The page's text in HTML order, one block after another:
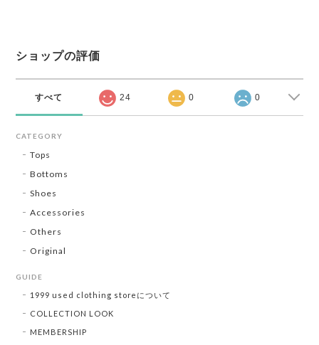
ショップの評価
すべて 24 0 0
CATEGORY
Tops
Bottoms
Shoes
Accessories
Others
Original
GUIDE
1999 used clothing storeについて
COLLECTION LOOK
MEMBERSHIP